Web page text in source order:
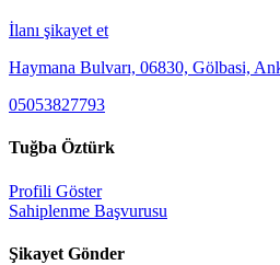
İlanı şikayet et
Haymana Bulvarı, 06830, Gölbasi,
05053827793
Tuğba Öztürk
Profili Göster
Sahiplenme Başvurusu
Şikayet Gönder